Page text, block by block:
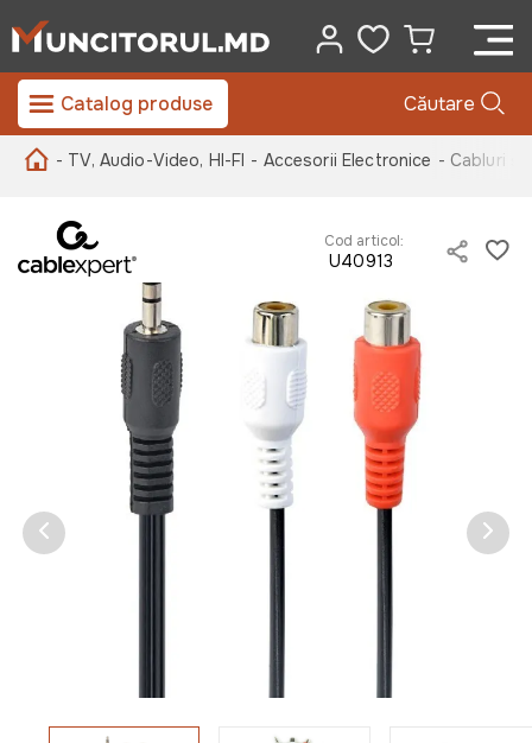
Catalog produse Căutare
- TV, Audio-Video, HI-FI - Accesorii Electronice - Cabluri și
Cod articol:
U40913